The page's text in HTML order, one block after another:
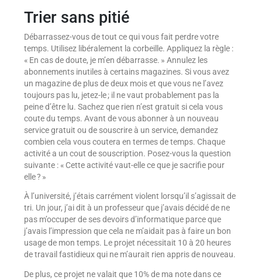
Trier sans pitié
Débarrassez-vous de tout ce qui vous fait perdre votre
temps. Utilisez libéralement la corbeille. Appliquez la règle :
« En cas de doute, je m’en débarrasse. » Annulez les
abonnements inutiles à certains magazines. Si vous avez
un magazine de plus de deux mois et que vous ne l’avez
toujours pas lu, jetez-le ; il ne vaut probablement pas la
peine d’être lu. Sachez que rien n’est gratuit si cela vous
coute du temps. Avant de vous abonner à un nouveau
service gratuit ou de souscrire à un service, demandez
combien cela vous coutera en termes de temps. Chaque
activité a un cout de souscription. Posez-vous la question
suivante : « Cette activité vaut-elle ce que je sacrifie pour
elle ? »
À l’université, j’étais carrément violent lorsqu’il s’agissait de
tri. Un jour, j’ai dit à un professeur que j’avais décidé de ne
pas m’occuper de ses devoirs d’informatique parce que
j’avais l’impression que cela ne m’aidait pas à faire un bon
usage de mon temps. Le projet nécessitait 10 à 20 heures
de travail fastidieux qui ne m’aurait rien appris de nouveau.
De plus, ce projet ne valait que 10% de ma note dans ce